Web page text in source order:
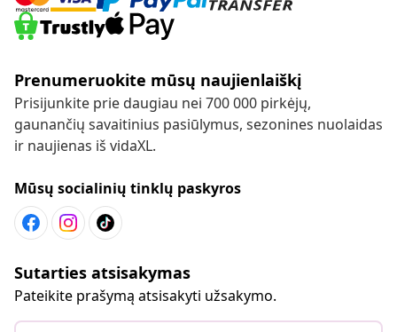
Prenumeruokite mūsų naujienlaiškį
Prisijunkite prie daugiau nei 700 000 pirkėjų,
gaunančių savaitinius pasiūlymus, sezonines nuolaidas
ir naujienas iš vidaXL.
Mūsų socialinių tinklų paskyros
Sutarties atsisakymas
Pateikite prašymą atsisakyti užsakymo.